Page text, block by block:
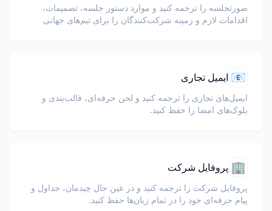
صورتجلسه را ترجمه کنید و موارد دستور جلسه، تصمیمات،
اقدامات لازم و زمینه شرکت‌کنندگان را برای تیم‌های جهانی
📧 ایمیل تجاری
ایمیل‌های تجاری را ترجمه کنید و لحن حرفه‌ای، قالب‌بندی و
بلوک‌های امضا را حفظ کنید.
🏢 پروفایل شرکت
پروفایل شرکت را ترجمه کنید و در عین حال چیدمان، جداول و
پیام حرفه‌ای خود را در تمام زبان‌ها حفظ کنید.